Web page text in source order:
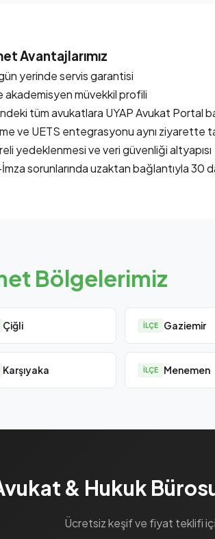
Avantajlarımız
yerinde servis garantisi
akademisyen müvekkil profili
tüm avukatlara UYAP Avukat Portal
ve UETS entegrasyonu aynı ziyarette
yedeklenmesi ve veri güvenliği altyapısı
sorunlarında uzaktan bağlantıyla 30
Bölgelerimiz
Çiğli İLÇE Gaziemir
Karşıyaka İLÇE Menemen
& Hukuk
Ücretsiz keşif ve fiyat teklifi